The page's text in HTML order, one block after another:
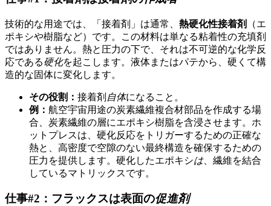
技術的な用途では、「接着剤」は通常、 熱硬化性接着剤
（エ
ポキシや樹脂など）です。この材料は単なる粘着性の充填剤
ではありません。熱と圧力の下で、それは不可逆的な化学反
応である硬化を起こします。液体またはパテから、硬くて構
造的な固体に変化します。
その役割： 接着剤 自体になること。
例： 航空宇宙用途の炭素繊維複合材部品を作成する場
合、炭素繊維の層にエポキシ樹脂を含浸させます。ホ
ットプレスは、硬化反応をトリガーするための正確な
熱と、高密度で空隙のない最終構造を確保するための
圧力を提供します。硬化したエポキシは、繊維を結合
しているマトリックスです。
仕事#2：フラックスは表面の促進剤